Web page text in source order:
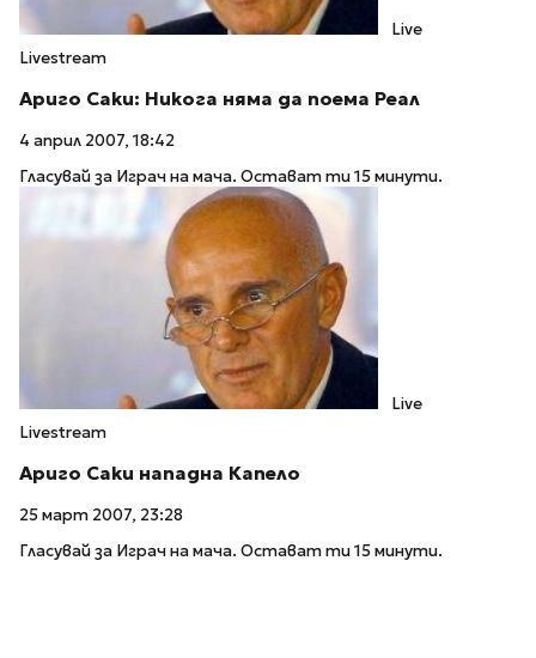
Live
Livestream
Ариго Саки: Никога няма да поема Реал
4 април 2007, 18:42
Гласувай за Играч на мача. Остават ти 15 минути.
Live
Livestream
Ариго Саки нападна Капело
25 март 2007, 23:28
Гласувай за Играч на мача. Остават ти 15 минути.